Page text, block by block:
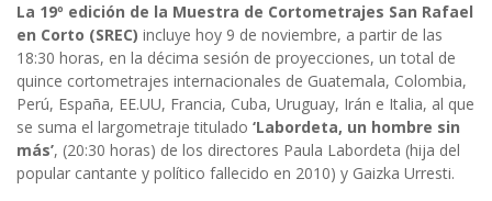
La 19º edición de la Muestra de Cortometrajes San Rafael
en Corto (SREC) incluye hoy 9 de noviembre, a partir de las
18:30 horas, en la décima sesión de proyecciones, un total de
quince cortometrajes internacionales de Guatemala, Colombia,
Perú, España, EE.UU, Francia, Cuba, Uruguay, Irán e Italia, al que
se suma el largometraje titulado ‘Labordeta, un hombre sin
más’, (20:30 horas) de los directores Paula Labordeta (hija del
popular cantante y político fallecido en 2010) y Gaizka Urresti.